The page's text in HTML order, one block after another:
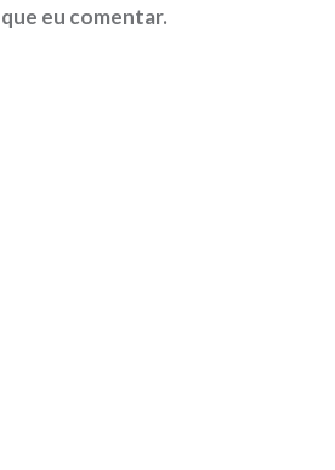
eu comentar.